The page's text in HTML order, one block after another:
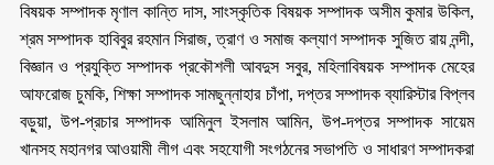
বিষয়ক সম্পাদক মৃণাল কান্তি দাস, সাংস্কৃতিক বিষয়ক সম্পাদক অসীম কুমার উকিল,
শ্রম সম্পাদক হাবিবুর রহমান সিরাজ, ত্রাণ ও সমাজ কল্যাণ সম্পাদক সুজিত রায় নন্দী,
বিজ্ঞান ও প্রযুক্তি সম্পাদক প্রকৌশলী আবদুস সবুর, মহিলাবিষয়ক সম্পাদক মেহের
আফরোজ চুমকি, শিক্ষা সম্পাদক সামছুন্নাহার চাঁপা, দপ্তর সম্পাদক ব্যারিস্টার বিপ্লব
বড়ুয়া, উপ-প্রচার সম্পাদক আমিনুল ইসলাম আমিন, উপ-দপ্তর সম্পাদক সায়েম
খানসহ মহানগর আওয়ামী লীগ এবং সহযোগী সংগঠনের সভাপতি ও সাধারণ সম্পাদকরা